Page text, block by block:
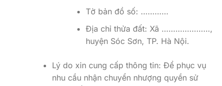
Tờ bản đồ số: …………
Địa chỉ thửa đất: Xã …………………,
huyện Sóc Sơn, TP. Hà Nội.
Lý do xin cung cấp thông tin: Để phục vụ
nhu cầu nhận chuyển nhượng quyền sử